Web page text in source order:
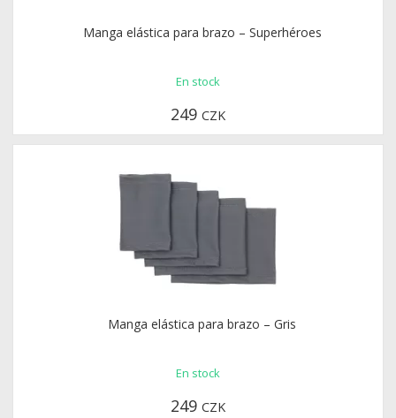
Manga elástica para brazo – Superhéroes
En stock
249 CZK
Manga elástica para brazo – Gris
En stock
249 CZK